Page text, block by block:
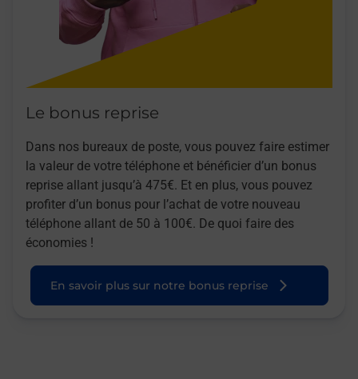
Le bonus reprise
Dans nos bureaux de poste, vous pouvez faire estimer
la valeur de votre téléphone et bénéficier d’un bonus
reprise allant jusqu’à 475€. Et en plus, vous pouvez
profiter d’un bonus pour l’achat de votre nouveau
téléphone allant de 50 à 100€. De quoi faire des
économies !
En savoir plus sur notre bonus reprise